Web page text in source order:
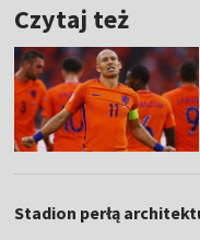
Czytaj też
Stadion perłą